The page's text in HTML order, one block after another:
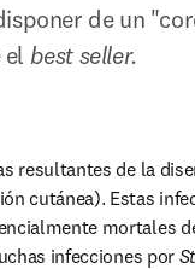
de un
best seller.
resultantes de la
cutánea). Estas
mortales
infecciones por